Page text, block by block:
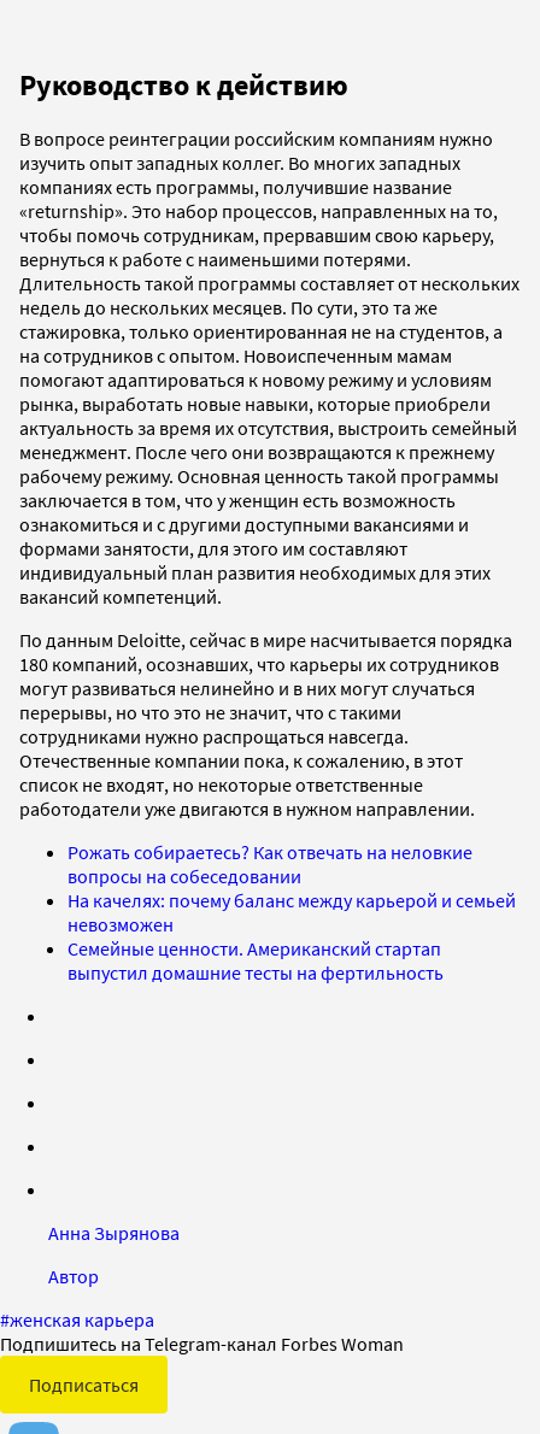
Руководство к действию
В вопросе реинтеграции российским компаниям нужно
изучить опыт западных коллег. Во многих западных
компаниях есть программы, получившие название
«returnship». Это набор процессов, направленных на то,
чтобы помочь сотрудникам, прервавшим свою карьеру,
вернуться к работе с наименьшими потерями.
Длительность такой программы составляет от нескольких
недель до нескольких месяцев. По сути, это та же
стажировка, только ориентированная не на студентов, а
на сотрудников с опытом. Новоиспеченным мамам
помогают адаптироваться к новому режиму и условиям
рынка, выработать новые навыки, которые приобрели
актуальность за время их отсутствия, выстроить семейный
менеджмент. После чего они возвращаются к прежнему
рабочему режиму. Основная ценность такой программы
заключается в том, что у женщин есть возможность
ознакомиться и с другими доступными вакансиями и
формами занятости, для этого им составляют
индивидуальный план развития необходимых для этих
вакансий компетенций.
По данным Deloitte, сейчас в мире насчитывается порядка
180 компаний, осознавших, что карьеры их сотрудников
могут развиваться нелинейно и в них могут случаться
перерывы, но что это не значит, что с такими
сотрудниками нужно распрощаться навсегда.
Отечественные компании пока, к сожалению, в этот
список не входят, но некоторые ответственные
работодатели уже двигаются в нужном направлении.
Рожать собираетесь? Как отвечать на неловкие
вопросы на собеседовании
На качелях: почему баланс между карьерой и семьей
невозможен
Семейные ценности. Американский стартап
выпустил домашние тесты на фертильность
Анна Зырянова
Автор
#женская карьера
Подпишитесь на Telegram-канал Forbes Woman
Подписаться